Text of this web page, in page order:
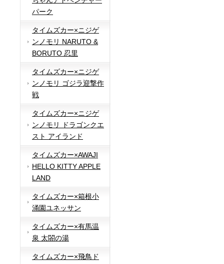
パーク
タイムズカー×ニジゲ
ンノモリ NARUTO &
BORUTO 忍里
タイムズカー×ニジゲ
ンノモリ ゴジラ迎撃作
戦
タイムズカー×ニジゲ
ンノモリ ドラゴンクエ
スト アイランド
タイムズカー×AWAJI
HELLO KITTY APPLE
LAND
タイムズカー×箱根小
涌園ユネッサン
タイムズカー×有馬温
泉 太閤の湯
タイムズカー×飛鳥ド